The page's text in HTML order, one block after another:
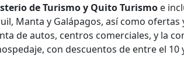
de Turismo y Quito Turismo e
Manta y Galápagos, así como
de autos, centros comerciales, y la
con descuentos de entre el 10